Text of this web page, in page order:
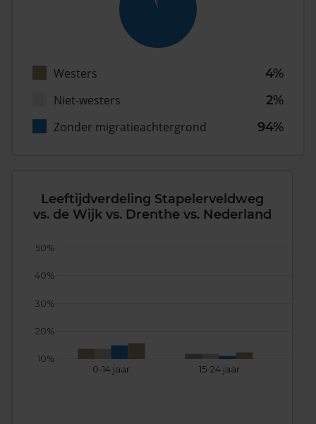
Westers
4%
Niet-westers
2%
Zonder migratieachtergrond
94%
Leeftijdverdeling Stapelerveldweg
vs. de Wijk vs. Drenthe vs. Nederland
0-14 jaar 15-24 jaar
10%
20%
30%
40%
50%